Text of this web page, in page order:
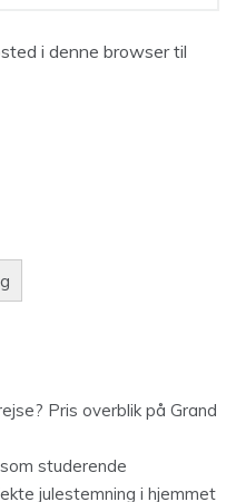
i denne browser til
Pris overblik på Grand
studerende
julestemning i hjemmet